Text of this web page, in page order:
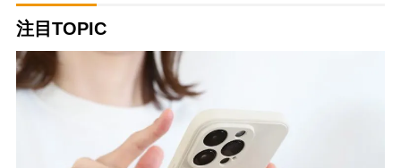
注目TOPIC